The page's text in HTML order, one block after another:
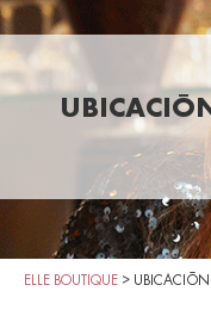
ELLE BOUTIQUE > UBICACIÓN